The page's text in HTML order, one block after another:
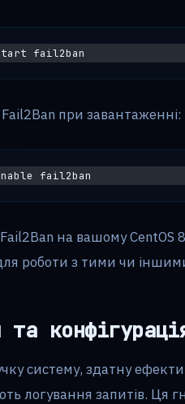
fail2ban
Fail2Ban при завантаженні:
fail2ban
на вашому CentOS
роботи з тими чи
та
систему, здатну
логування запитів. Ця